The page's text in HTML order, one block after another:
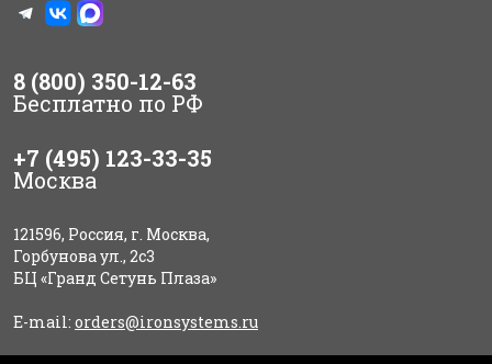
8 (800) 350-12-63
Бесплатно по РФ
+7 (495) 123-33-35
Москва
121596, Россия, г. Москва,
Горбунова ул., 2с3
БЦ «Гранд Сетунь Плаза»
E-mail: orders@ironsystems.ru